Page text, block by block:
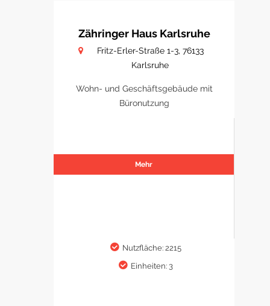
Zähringer Haus Karlsruhe
Fritz-Erler-Straße 1-3, 76133
Karlsruhe
Wohn- und Geschäftsgebäude mit
Büronutzung
Mehr
Nutzfläche: 2215
Einheiten: 3